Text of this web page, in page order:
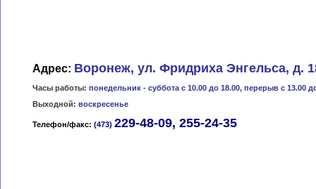
Адрес: Воронеж, ул. Фридриха Энгельса, д.
Часы работы: понедельник - суббота с 10.00 до 18.00, перерыв с 13.00
Выходной: воскресенье
Телефон/факс: (473) 229-48-09, 255-24-35